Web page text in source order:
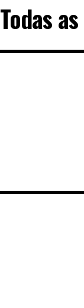
Todas